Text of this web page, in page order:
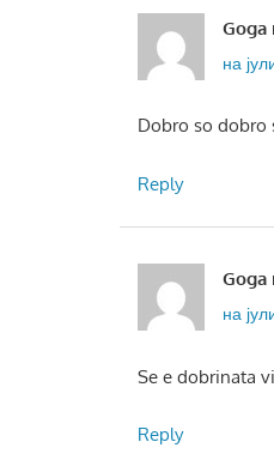
Goga
на
Dobro so dobro
Reply
Goga
на
Se e dobrinata
Reply